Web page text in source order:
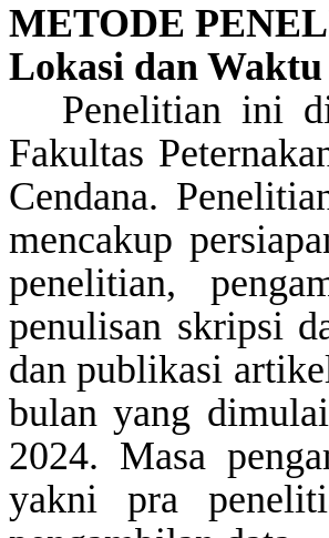
METODE
Lokasi dan
Penelitian ini
Fakultas
Cendana.
mencakup
penelitian,
penulisan skripsi
dan publikasi
bulan yang
2024. Masa
yakni pra